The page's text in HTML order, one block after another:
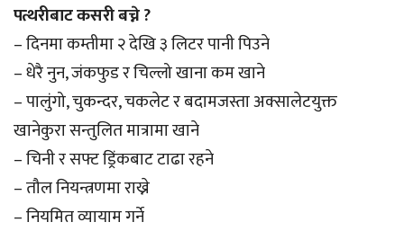
पत्थरीबाट कसरी बच्ने ?
– दिनमा कम्तीमा २ देखि ३ लिटर पानी पिउने
– धेरै नुन, जंकफुड र चिल्लो खाना कम खाने
– पालुंगो, चुकन्दर, चकलेट र बदामजस्ता अक्सालेटयुक्त
खानेकुरा सन्तुलित मात्रामा खाने
– चिनी र सफ्ट ड्रिंकबाट टाढा रहने
– तौल नियन्त्रणमा राख्ने
– नियमित व्यायाम गर्ने